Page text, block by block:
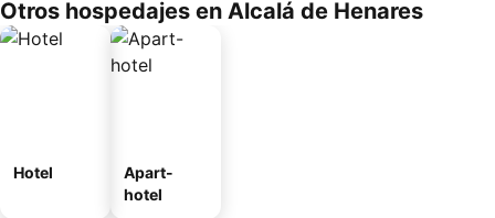
Otros hospedajes en Alcalá de Henares
Hotel
Apart-
hotel